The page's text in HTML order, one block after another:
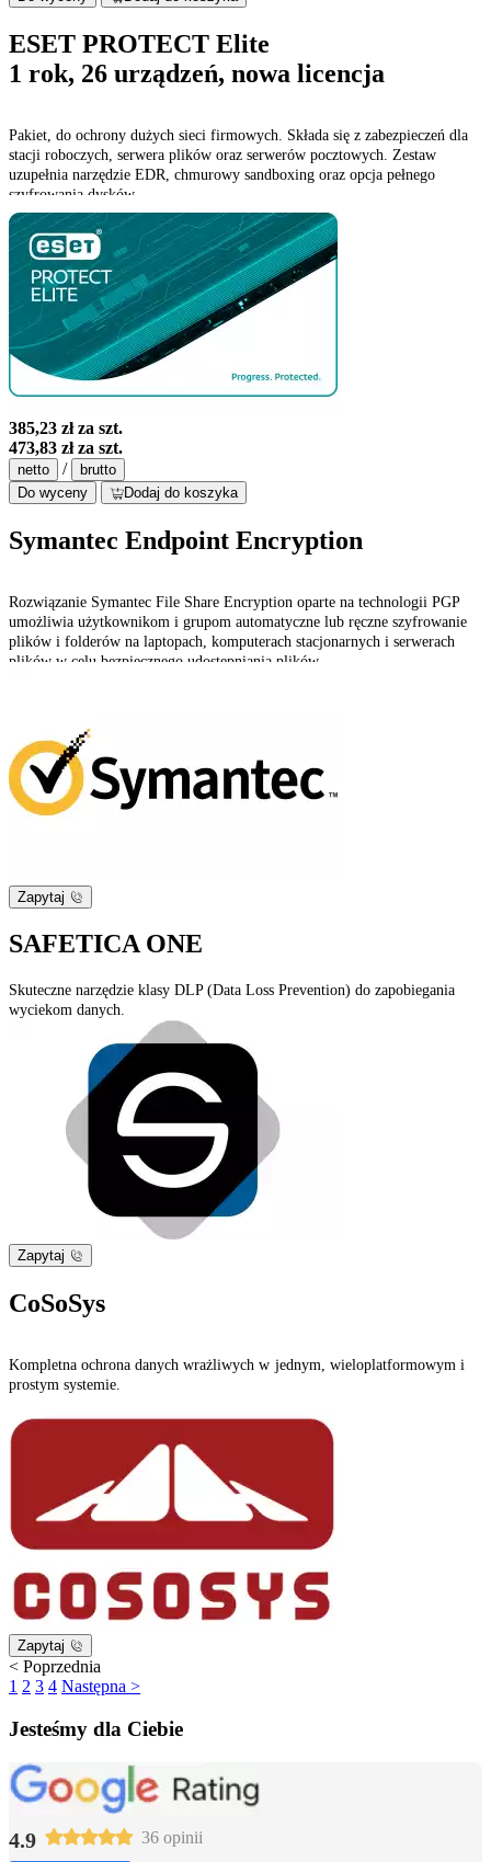
ESET PROTECT Elite
1 rok, 26 urządzeń, nowa licencja
Pakiet, do ochrony dużych sieci firmowych. Składa się z zabezpieczeń dla
stacji roboczych, serwera plików oraz serwerów pocztowych. Zestaw
uzupełnia narzędzie EDR, chmurowy sandboxing oraz opcja pełnego
szyfrowania dysków.
385,23 złza szt.
473,83 złza szt.
netto /
brutto
Do wyceny
Dodaj do koszyka
Symantec Endpoint Encryption
Rozwiązanie Symantec File Share Encryption oparte na technologii PGP
umożliwia użytkownikom i grupom automatyczne lub ręczne szyfrowanie
plików i folderów na laptopach, komputerach stacjonarnych i serwerach
plików w celu bezpiecznego udostępniania plików.
Zapytaj
SAFETICA ONE
Skuteczne narzędzie klasy DLP (Data Loss Prevention) do zapobiegania
wyciekom danych.
Zapytaj
CoSoSys
Kompletna ochrona danych wrażliwych w jednym, wieloplatformowym i
prostym systemie.
Zapytaj
< Poprzednia
1 2 3 4 Następna >
Jesteśmy dla Ciebie
4.9 36 opinii